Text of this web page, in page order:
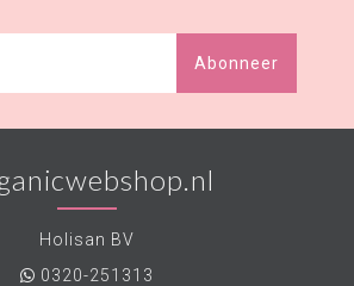
Abonneer
Holisan BV
0320-251313